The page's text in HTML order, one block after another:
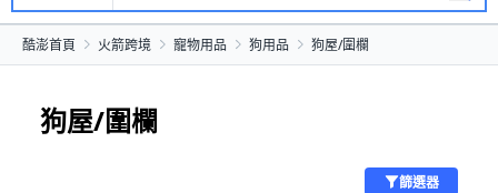
酷澎首頁 火箭跨境 寵物用品 狗用品 狗屋/圍欄
狗屋/圍欄
篩選器